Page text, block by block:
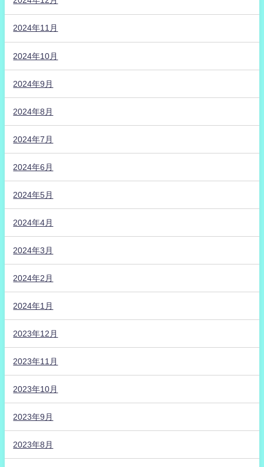
2024年11月
2024年10月
2024年9月
2024年8月
2024年7月
2024年6月
2024年5月
2024年4月
2024年3月
2024年2月
2024年1月
2023年12月
2023年11月
2023年10月
2023年9月
2023年8月